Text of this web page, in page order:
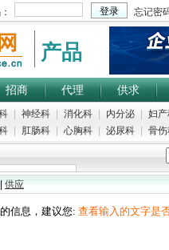
产品
招商 代理 供求
神经科 消化科 内分泌 妇
肛肠科 心胸科 泌尿科 骨伤
供应
信息，建议您: 查看输入的文字是